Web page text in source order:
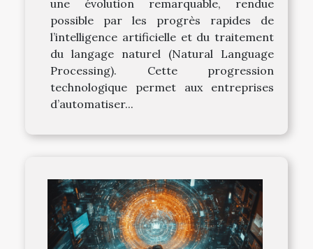
une évolution remarquable, rendue
possible par les progrès rapides de
l’intelligence artificielle et du traitement
du langage naturel (Natural Language
Processing). Cette progression
technologique permet aux entreprises
d’automatiser...